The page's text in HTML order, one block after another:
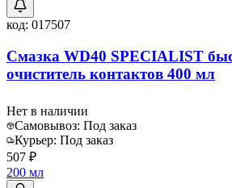
код: 017507
Смазка WD40 SPECIALIST
очиститель контактов 400 мл
Нет в наличии
Самовывоз: Под заказ
Курьер: Под заказ
507 ₽
200 мл